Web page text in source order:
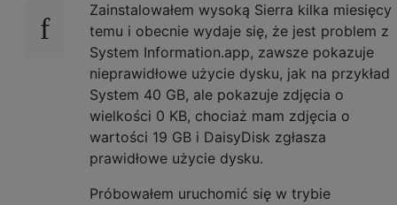
Zainstalowałem wysoką Sierra kilka miesięcy
temu i obecnie wydaje się, że jest problem z
System Information.app, zawsze pokazuje
nieprawidłowe użycie dysku, jak na przykład
System 40 GB, ale pokazuje zdjęcia o
wielkości 0 KB, chociaż mam zdjęcia o
wartości 19 GB i DaisyDisk zgłasza
prawidłowe użycie dysku.
Próbowałem uruchomić się w trybie